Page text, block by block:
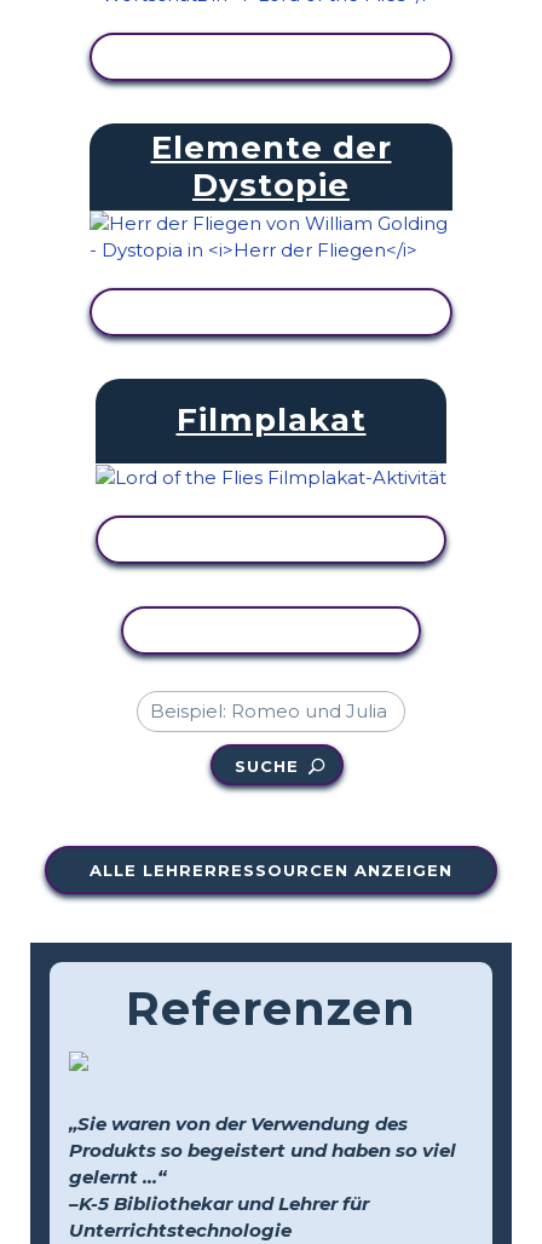
Elemente der
Dystopie
Filmplakat
SUCHE
ALLE LEHRERRESSOURCEN ANZEIGEN
Referenzen
„Sie waren von der Verwendung des
Produkts so begeistert und haben so viel
gelernt …“
–K-5 Bibliothekar und Lehrer für
Unterrichtstechnologie